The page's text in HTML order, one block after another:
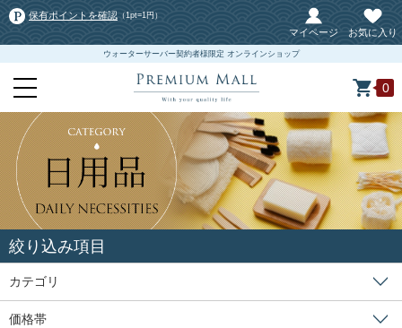
保有ポイントを確認 （1pt=1円）
マイページ お気に入り
ウォーターサーバー契約者様限定 オンラインショップ
0
絞り込み項目
カテゴリ
価格帯